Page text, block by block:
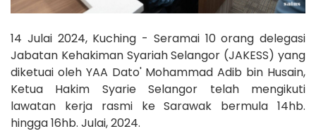
14 Julai 2024, Kuching - Seramai 10 orang delegasi
Jabatan Kehakiman Syariah Selangor (JAKESS) yang
diketuai oleh YAA Dato' Mohammad Adib bin Husain,
Ketua Hakim Syarie Selangor telah mengikuti
lawatan kerja rasmi ke Sarawak bermula 14hb.
hingga 16hb. Julai, 2024.